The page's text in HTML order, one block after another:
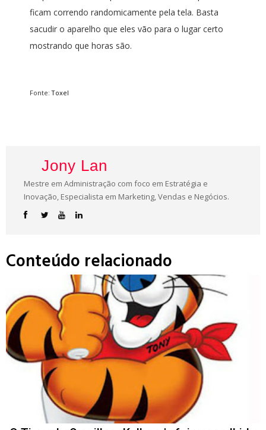
ficam correndo randomicamente pela tela. Basta
sacudir o aparelho que eles vão para o lugar certo
mostrando que horas são.
Fonte:Toxel
Jony Lan
Mestre em Administração com foco em Estratégia e
Inovação, Especialista em Marketing, Vendas e Negócios.
Conteúdo relacionado